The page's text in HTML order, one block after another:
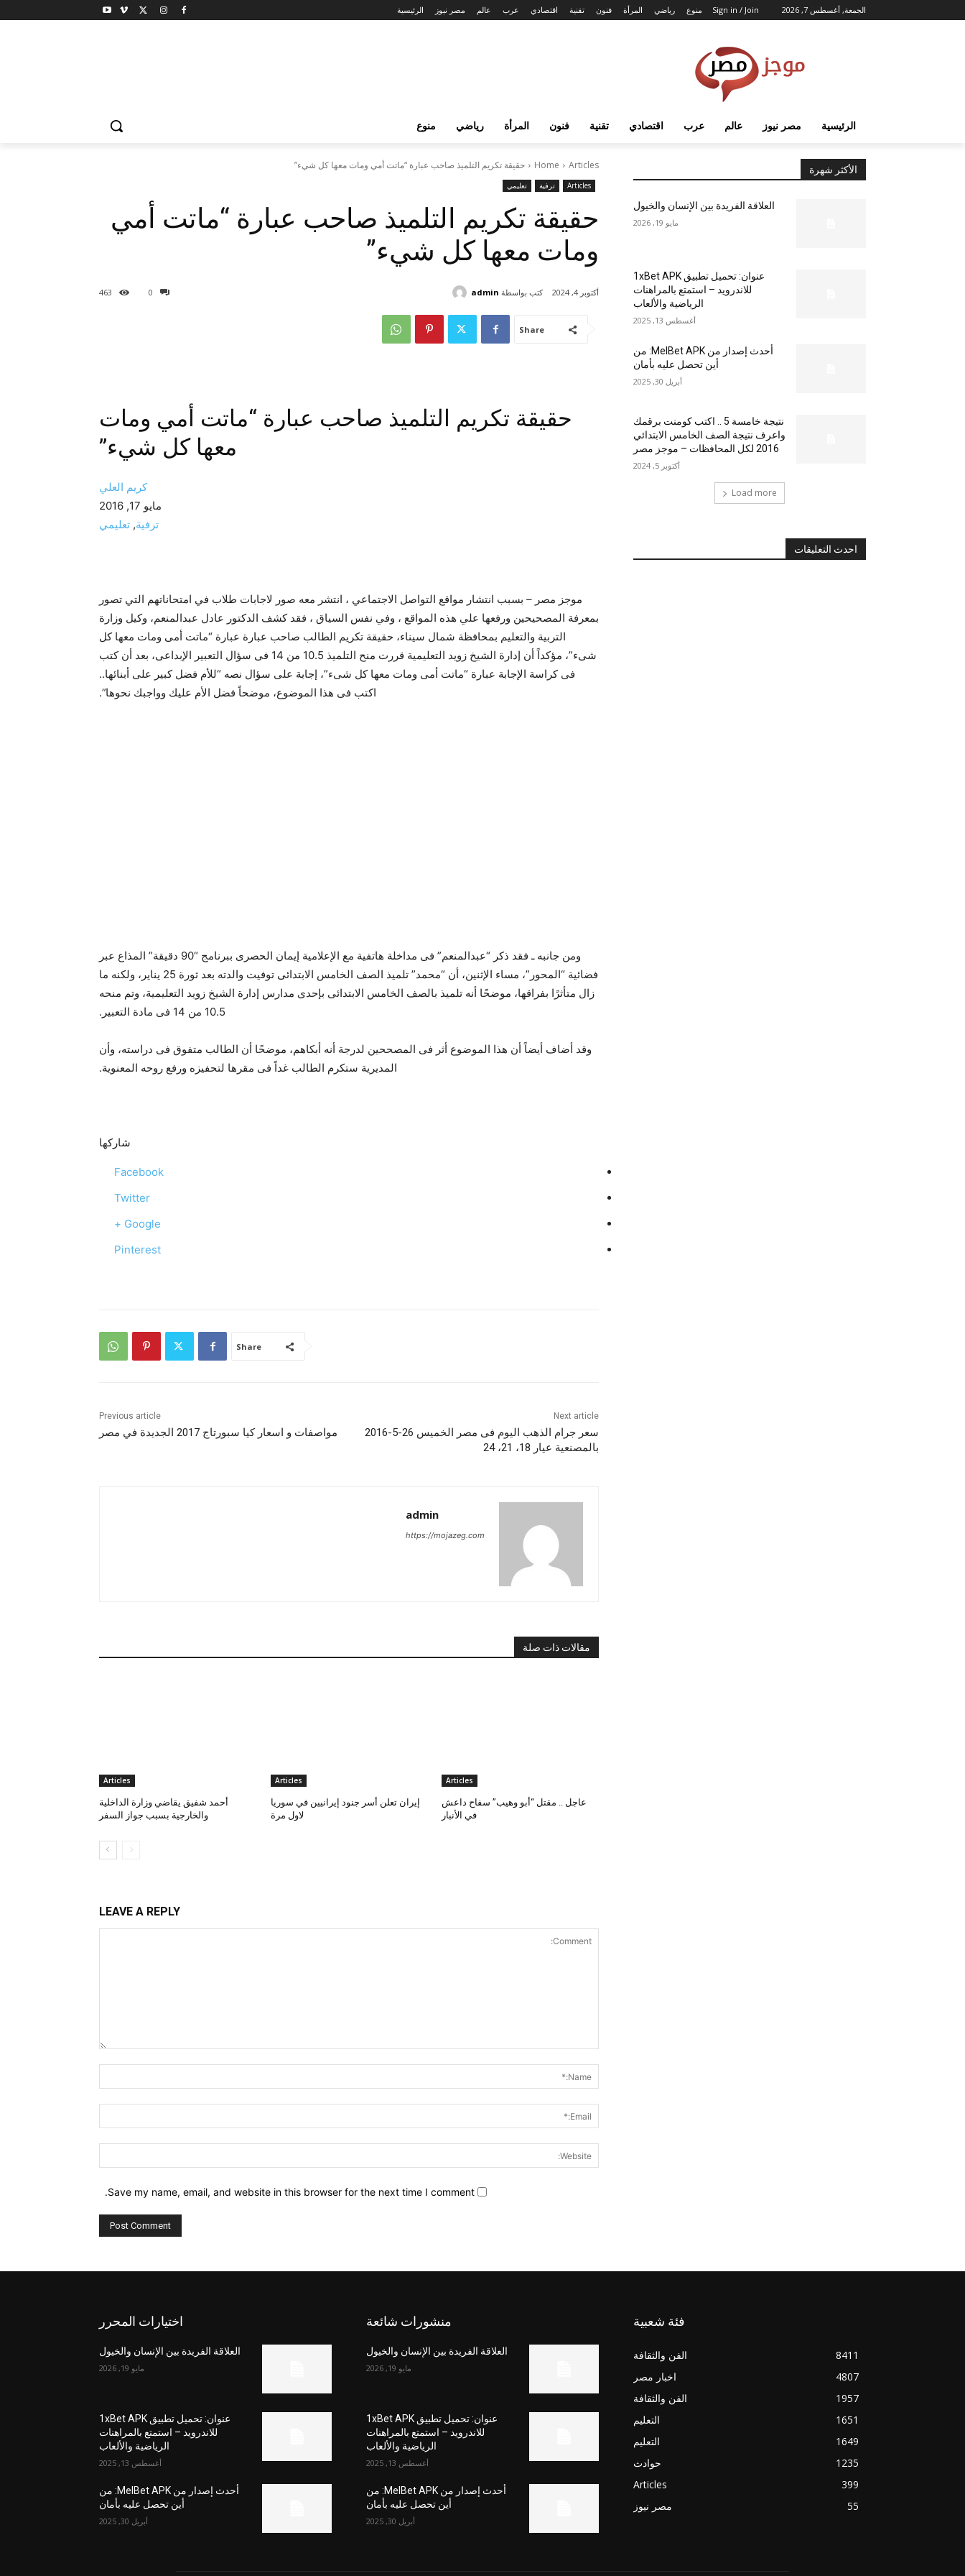
الجمعة, أغسطس 7, 2026 Sign in / Join الرئيسية مصر نيوز عالم عرب اقتصادي تقنية فنون المرأة رياضي منوع
الرئيسية مصر نيوز عالم عرب اقتصادي تقنية فنون المرأة رياضي منوع
Home Articles حقيقة تكريم التلميذ صاحب عبارة “ماتت أمي ومات معها كل شيء”
Articles ترفية تعليمي
حقيقة تكريم التلميذ صاحب عبارة “ماتت أمي
ومات معها كل شيء”
0
463 أكتوبر 4, 2024 كتب بواسطة admin
Share
حقيقة تكريم التلميذ صاحب عبارة “ماتت أمي ومات
معها كل شيء”
كريم العلي
مايو 17, 2016
ترفية, تعليمي
موجز مصر – بسبب انتشار مواقع التواصل الاجتماعي ، انتشر معه صور لاجابات طلاب في امتحاناتهم التي تصور
بمعرفة المصحيحين ورفعها علي هذه المواقع ، وفي نفس السياق ، فقد كشف الدكتور عادل عبدالمنعم، وكيل وزارة
التربية والتعليم بمحافظة شمال سيناء، حقيقة تكريم الطالب صاحب عبارة عبارة “ماتت أمى ومات معها كل
شىء”، مؤكداً أن إدارة الشيخ زويد التعليمية قررت منح التلميذ 10.5 من 14 فى سؤال التعبير الإبداعى، بعد أن كتب
فى كراسة الإجابة عبارة “ماتت أمى ومات معها كل شىء”، إجابة على سؤال نصه “للأم فضل كبير على أبنائها..
اكتب فى هذا الموضوع، موضحاً فضل الأم عليك وواجبك نحوها”.
ومن جانبه ـ فقد ذكر “عبدالمنعم” فى مداخلة هاتفية مع الإعلامية إيمان الحصرى ببرنامج “90 دقيقة” المذاع عبر
فضائية “المحور”، مساء الإثنين، أن “محمد” تلميذ الصف الخامس الابتدائى توفيت والدته بعد ثورة 25 يناير، ولكنه ما
زال متأثرًا بفراقها، موضحًا أنه تلميذ بالصف الخامس الابتدائى بإحدى مدارس إدارة الشيخ زويد التعليمية، وتم منحه
10.5 من 14 فى مادة التعبير.
وقد أضاف أيضاً أن هذا الموضوع أثر فى المصححين لدرجة أنه أبكاهم، موضحًا أن الطالب متفوق فى دراسته، وأن
المديرية ستكرم الطالب غداً فى مقرها لتحفيزه ورفع روحه المعنوية.
شاركها
Facebook
Twitter
Google +
Pinterest
Share
Previous article
مواصفات و اسعار كيا سبورتاج 2017 الجديدة في مصر
Next article
سعر جرام الذهب اليوم فى مصر الخميس 26-5-2016
بالمصنعية عيار 18، 21، 24
admin
https://mojazeg.com
مقالات ذات صلة
Articles
عاجل .. مقتل “أبو وهيب” سفاح داعش
في الأنبار
Articles
إيران تعلن أسر جنود إيرانيين في سوريا
لاول مرة
Articles
أحمد شفيق يقاضي وزارة الداخلية
والخارجية بسبب جواز السفر
LEAVE A REPLY
Save my name, email, and website in this browser for the next time I comment.
الأكثر شهرة
العلاقة الفريدة بين الإنسان والخيول
مايو 19, 2026
عنوان: تحميل تطبيق 1xBet APK
للاندرويد – استمتع بالمراهنات
الرياضية والألعاب
أغسطس 13, 2025
أحدث إصدار من MelBet APK: من
أين تحصل عليه بأمان
أبريل 30, 2025
نتيجة خامسة 5 .. اكتب كومنت برقمك
واعرف نتيجة الصف الخامس الابتدائي
2016 لكل المحافظات – موجز مصر
أكتوبر 5, 2024
Load more
احدث التعليقات
اختيارات المحرر
العلاقة الفريدة بين الإنسان والخيول
مايو 19, 2026
عنوان: تحميل تطبيق 1xBet APK
للاندرويد – استمتع بالمراهنات
الرياضية والألعاب
أغسطس 13, 2025
أحدث إصدار من MelBet APK: من
أين تحصل عليه بأمان
أبريل 30, 2025
منشورات شائعة
العلاقة الفريدة بين الإنسان والخيول
مايو 19, 2026
عنوان: تحميل تطبيق 1xBet APK
للاندرويد – استمتع بالمراهنات
الرياضية والألعاب
أغسطس 13, 2025
أحدث إصدار من MelBet APK: من
أين تحصل عليه بأمان
أبريل 30, 2025
فئة شعبية
الفن والثقافة
8411
اخبار مصر
4807
الفن والثقافة
1957
التعليم
1651
التعليم
1649
حوادث
1235
Articles
399
مصر نيوز
55